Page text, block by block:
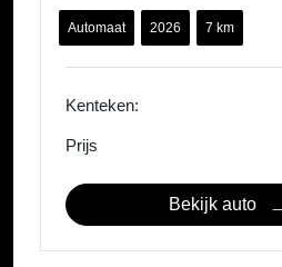
STOEL + STUUR
A.KLEP | DIRECT
Automaat 2026 7 km
Kenteken:
Prijs
Bekijk auto